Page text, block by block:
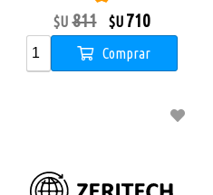
$U 811 $U 710
Comprar